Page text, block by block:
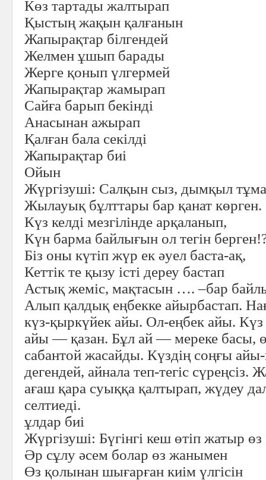
Көз тартады жалтырап
Қыстың жақын қалғанын
Жапырақтар білгендей
Желмен ұшып барады
Жерге қонып үлгермей
Жапырақтар жамырап
Сайға барып бекінді
Анасынан ажырап
Қалған бала секілді
Жапырақтар биі
Ойын
Жүргізуші: Салқын сыз, дымқыл
Жылауық бұлттары бар қанат көрген.
Күз келді мезгілінде арқаланып,
Күн барма байлығын ол тегін
Біз оны күтіп жүр ек әуел баста-ақ,
Кеттік те қызу істі дереу бастап
Астық жеміс, мақтасын …. –бар
Алып қалдық еңбекке айырбастап.
күз-қыркүйек айы. Ол-еңбек айы.
айы— қазан. Бұл ай — мереке басы,
сабантой жасайды. Күздің соңғы
дегендей, айнала теп-тегіс
ағаш қара суыққа қалтырап, жүдеу
селтиеді.
ұлдар биі
Жүргізуші: Бүгінгі кеш өтіп жатыр
Әр сұлу әсем болар өз жанымен
Өз қолынан шығарған киім үлгісін